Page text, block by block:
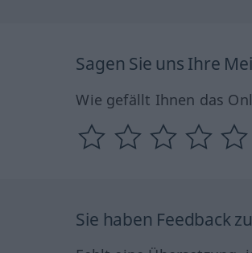
Sagen Sie uns Ihre
Wie gefällt Ihnen das
Sie haben Feedback